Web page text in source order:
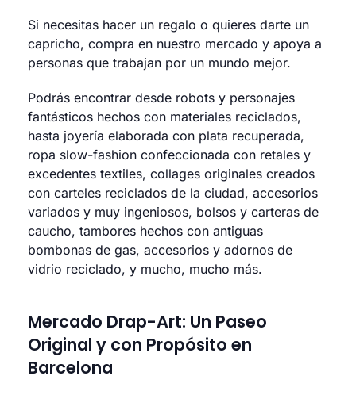
Si necesitas hacer un regalo o quieres darte un
capricho, compra en nuestro mercado y apoya a
personas que trabajan por un mundo mejor.
Podrás encontrar desde robots y personajes
fantásticos hechos con materiales reciclados,
hasta joyería elaborada con plata recuperada,
ropa slow-fashion confeccionada con retales y
excedentes textiles, collages originales creados
con carteles reciclados de la ciudad, accesorios
variados y muy ingeniosos, bolsos y carteras de
caucho, tambores hechos con antiguas
bombonas de gas, accesorios y adornos de
vidrio reciclado, y mucho, mucho más.
Mercado Drap-Art: Un Paseo
Original y con Propósito en
Barcelona